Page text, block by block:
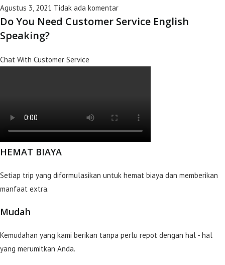
Agustus 3, 2021 Tidak ada komentar
Do You Need Customer Service English
Speaking?
Chat With Customer Service
HEMAT BIAYA
Setiap trip yang diformulasikan untuk hemat biaya dan memberikan
manfaat extra.
Mudah
Kemudahan yang kami berikan tanpa perlu repot dengan hal - hal
yang merumitkan Anda.